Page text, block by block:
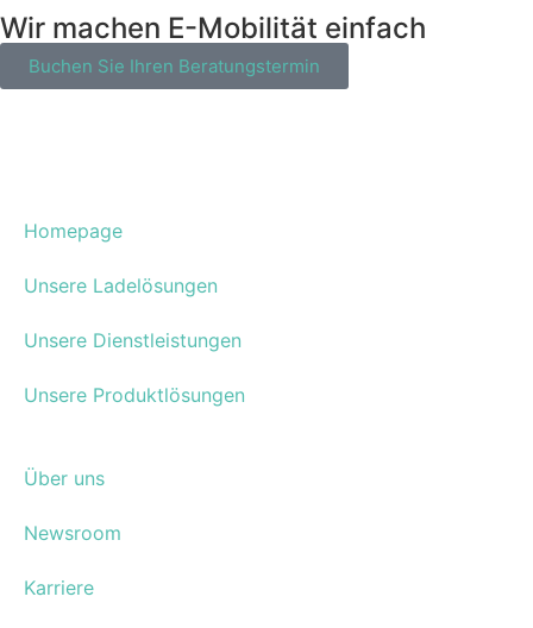
Wir machen E-Mobilität einfach
Buchen Sie Ihren Beratungstermin
Homepage
Unsere Ladelösungen
Unsere Dienstleistungen
Unsere Produktlösungen
Über uns
Newsroom
Karriere